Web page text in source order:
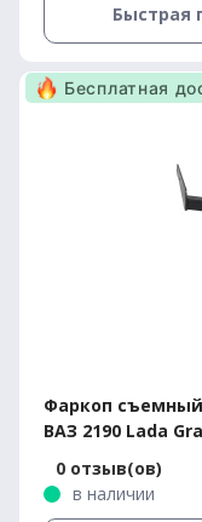
Быстрая
Фаркоп
ВАЗ 2190 Lada
0 отзыв(ов)
в наличии
Бесплатная